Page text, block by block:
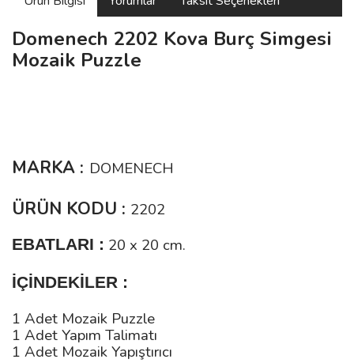
Domenech 2202 Kova Burç Simgesi
Mozaik Puzzle
MARKA : DOMENECH
ÜRÜN KODU : 2202
EBATLARI : 20 x 20 cm.
İÇİNDEKİLER :
1 Adet Mozaik Puzzle
1 Adet Yapım Talimatı
1 Adet Mozaik Yapıştırıcı